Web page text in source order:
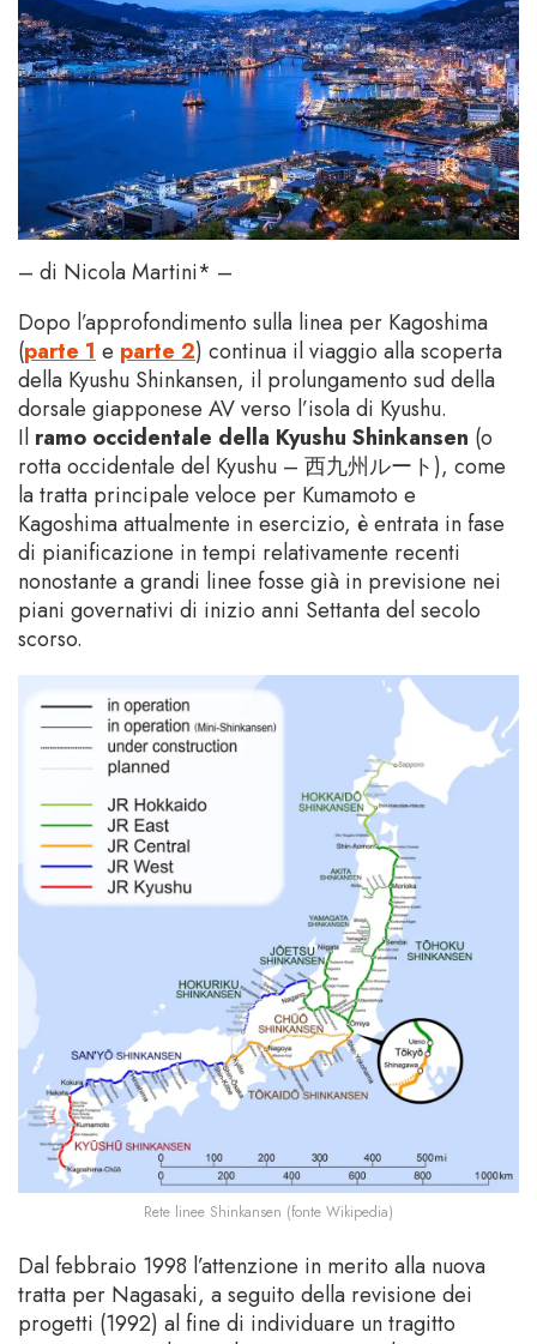
– di Nicola Martini* –
Dopo l’approfondimento sulla linea per Kagoshima
(parte 1 e parte 2) continua il viaggio alla scoperta
della Kyushu Shinkansen, il prolungamento sud della
dorsale giapponese AV verso l’isola di Kyushu.
Il ramo occidentale della Kyushu Shinkansen (o
rotta occidentale del Kyushu – 西九州ルート), come
la tratta principale veloce per Kumamoto e
Kagoshima attualmente in esercizio, è entrata in fase
di pianificazione in tempi relativamente recenti
nonostante a grandi linee fosse già in previsione nei
piani governativi di inizio anni Settanta del secolo
scorso.
Rete linee Shinkansen (fonte Wikipedia)
Dal febbraio 1998 l’attenzione in merito alla nuova
tratta per Nagasaki, a seguito della revisione dei
progetti (1992) al fine di individuare un tragitto